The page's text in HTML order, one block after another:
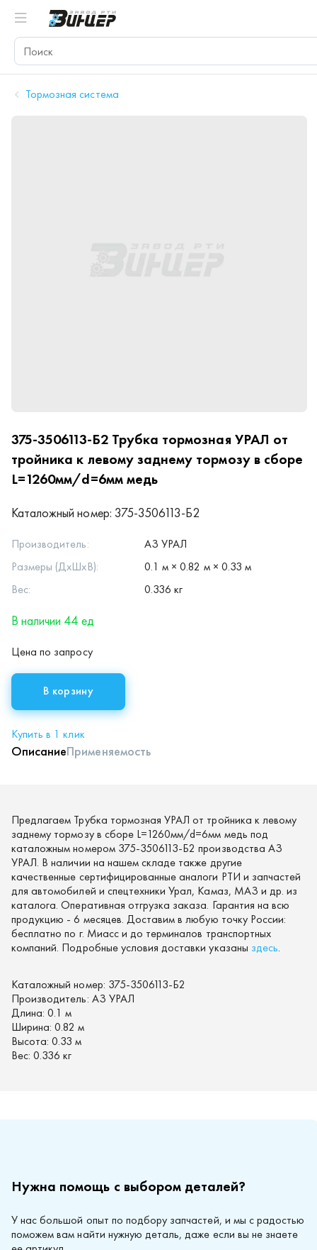
Тормозная система
375-3506113-Б2 Трубка тормозная УРАЛ от
тройника к левому заднему тормозу в сборе
L=1260мм/d=6мм медь
Каталожный номер: 375-3506113-Б2
Производитель:
АЗ УРАЛ
Размеры (ДхШхВ):
0.1 м × 0.82 м × 0.33 м
Вес:
0.336 кг
В наличии 44 ед
Цена по запросу
В корзину
Купить в 1 клик
ОписаниеПрименяемость
Предлагаем Трубка тормозная УРАЛ от тройника к левому
заднему тормозу в сборе L=1260мм/d=6мм медь под
каталожным номером 375-3506113-Б2 производства АЗ
УРАЛ. В наличии на нашем складе также другие
качественные сертифицированные аналоги РТИ и запчастей
для автомобилей и спецтехники Урал, Камаз, МАЗ и др. из
каталога. Оперативная отгрузка заказа. Гарантия на всю
продукцию - 6 месяцев. Доставим в любую точку России:
бесплатно по г. Миасс и до терминалов транспортных
компаний. Подробные условия доставки указаны здесь.
Каталожный номер: 375-3506113-Б2
Производитель: АЗ УРАЛ
Длина: 0.1 м
Ширина: 0.82 м
Высота: 0.33 м
Вес: 0.336 кг
Нужна помощь с выбором деталей?
У нас большой опыт по подбору запчастей, и мы с радостью
поможем вам найти нужную деталь, даже если вы не знаете